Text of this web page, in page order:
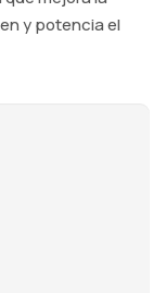
y potencia el